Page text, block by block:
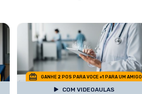
GANHE 2 POS PARA VOCE +1 PARA UM AMIGO
COM VIDEOAULAS